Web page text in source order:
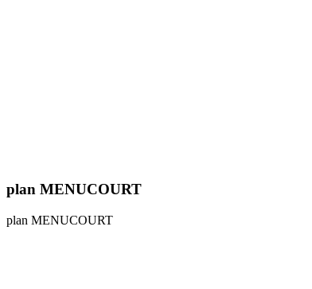
plan MENUCOURT
plan MENUCOURT